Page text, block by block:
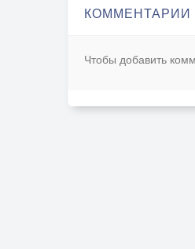
КОММЕНТАРИИ
Чтобы добавить